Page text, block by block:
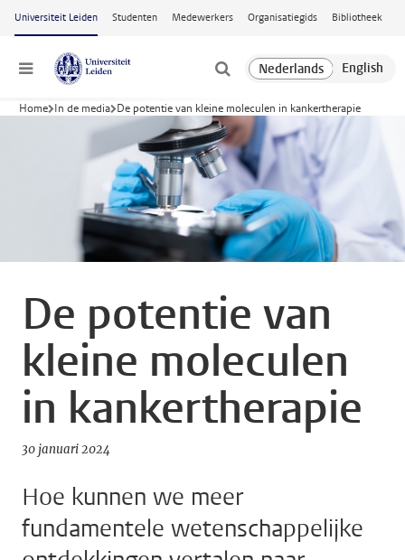
Ga naar hoofdinhoud
Universiteit Leiden Studenten Medewerkers Organisatiegids Bibliotheek
Menu
Home In de media De potentie van kleine moleculen in kankertherapie
De potentie van
kleine moleculen
in kankertherapie
30 januari 2024
Hoe kunnen we meer
fundamentele wetenschappelijke